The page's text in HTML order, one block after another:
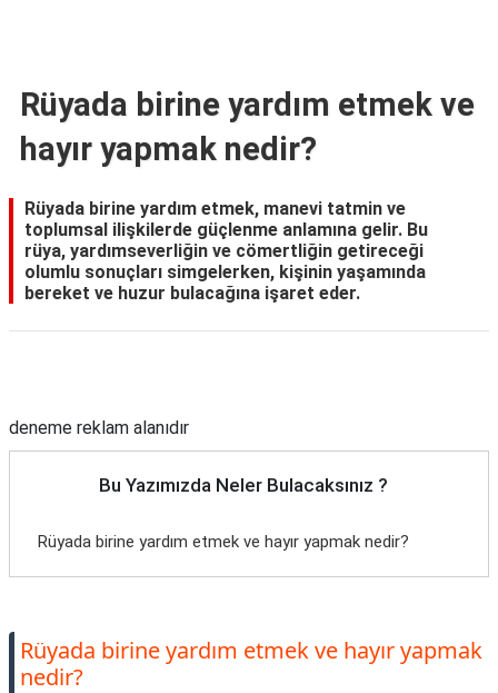
Rüyada birine yardım etmek ve
hayır yapmak nedir?
Rüyada birine yardım etmek, manevi tatmin ve
toplumsal ilişkilerde güçlenme anlamına gelir. Bu
rüya, yardımseverliğin ve cömertliğin getireceği
olumlu sonuçları simgelerken, kişinin yaşamında
bereket ve huzur bulacağına işaret eder.
deneme reklam alanıdır
Bu Yazımızda Neler Bulacaksınız ?
Rüyada birine yardım etmek ve hayır yapmak nedir?
Rüyada birine yardım etmek ve hayır yapmak
nedir?